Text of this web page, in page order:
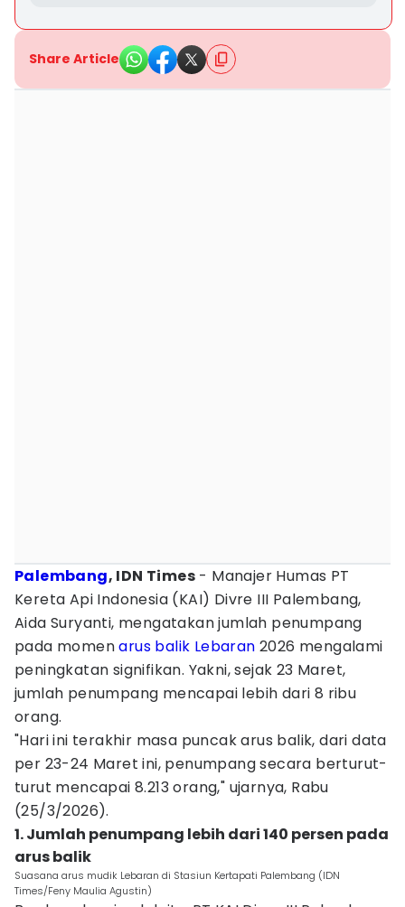
Share Article
Palembang, IDN Times - Manajer Humas PT
Kereta Api Indonesia (KAI) Divre III Palembang,
Aida Suryanti, mengatakan jumlah penumpang
pada momenarus balik Lebaran 2026 mengalami
peningkatan signifikan. Yakni, sejak 23 Maret,
jumlah penumpang mencapai lebih dari 8 ribu
orang.
"Hari ini terakhir masa puncak arus balik, dari data
per 23-24 Maret ini, penumpang secara berturut-
turut mencapai 8.213 orang," ujarnya, Rabu
(25/3/2026).
1. Jumlah penumpang lebih dari 140 persen pada
arus balik
Suasana arus mudik Lebaran di Stasiun Kertapati Palembang (IDN
Times/Feny Maulia Agustin)